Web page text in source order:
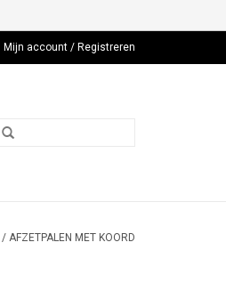
Mijn account / Registreren
/ AFZETPALEN MET KOORD